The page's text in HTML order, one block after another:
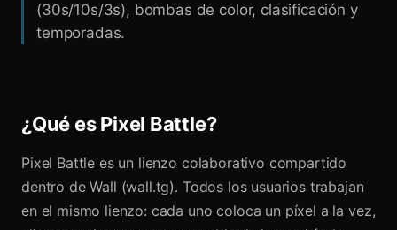
(30s/10s/3s), bombas de color, clasificación y
temporadas.
¿Qué es Pixel Battle?
Pixel Battle es un lienzo colaborativo compartido
dentro de Wall (wall.tg). Todos los usuarios trabajan
en el mismo lienzo: cada uno coloca un píxel a la vez,